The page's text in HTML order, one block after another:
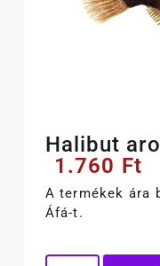
Halibut
1.760 Ft
A termékek ára
Áfá-t.